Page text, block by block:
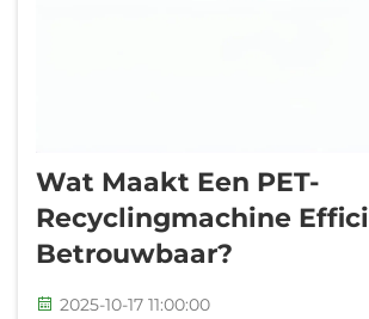
Wat Maakt Een PET-
Recyclingmachine
Betrouwbaar?
2025-10-17 11:00:00